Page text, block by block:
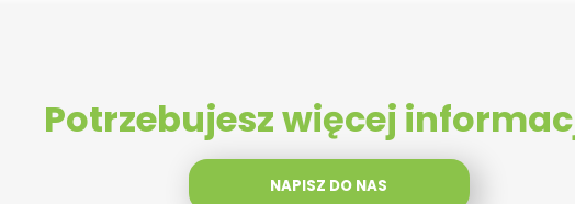
Potrzebujesz więcej
NAPISZ DO NAS